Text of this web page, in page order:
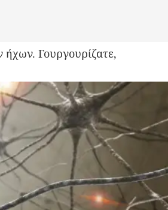
Γουργουρίζατε,